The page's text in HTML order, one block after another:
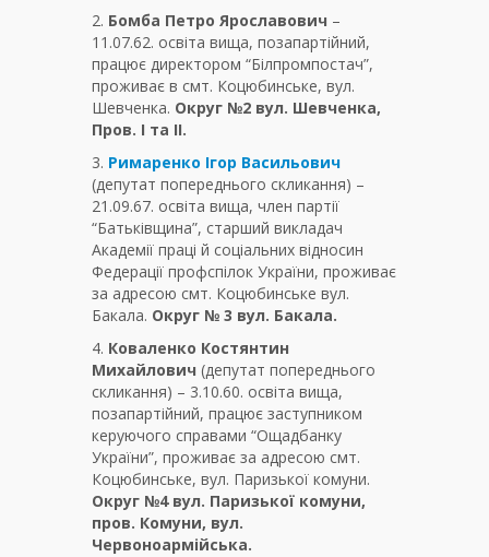
2. Бомба Петро Ярославович –
11.07.62. освіта вища, позапартійний,
працює директором “Білпромпостач”,
проживає в смт. Коцюбинське, вул.
Шевченка. Округ №2 вул. Шевченка,
Пров. І та ІІ.
3. Римаренко Ігор Васильович
(депутат попереднього скликання) –
21.09.67. освіта вища, член партії
“Батьківщина”, старший викладач
Академії праці й соціальних відносин
Федерації профспілок України, проживає
за адресою смт. Коцюбинське вул.
Бакала. Округ № 3 вул. Бакала.
4. Коваленко Костянтин
Михайлович (депутат попереднього
скликання) – 3.10.60. освіта вища,
позапартійний, працює заступником
керуючого справами “Ощадбанку
України”, проживає за адресою смт.
Коцюбинське, вул. Паризької комуни.
Округ №4 вул. Паризької комуни,
пров. Комуни, вул.
Червоноармійська.